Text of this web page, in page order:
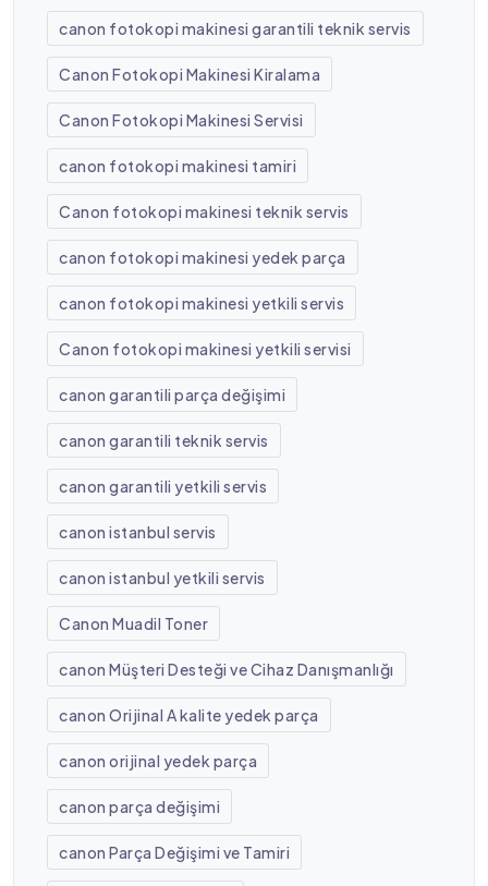
canon fotokopi makinesi garantili teknik servis
Canon Fotokopi Makinesi Kiralama
Canon Fotokopi Makinesi Servisi
canon fotokopi makinesi tamiri
Canon fotokopi makinesi teknik servis
canon fotokopi makinesi yedek parça
canon fotokopi makinesi yetkili servis
Canon fotokopi makinesi yetkili servisi
canon garantili parça değişimi
canon garantili teknik servis
canon garantili yetkili servis
canon istanbul servis
canon istanbul yetkili servis
Canon Muadil Toner
canon Müşteri Desteği ve Cihaz Danışmanlığı
canon Orijinal A kalite yedek parça
canon orijinal yedek parça
canon parça değişimi
canon Parça Değişimi ve Tamiri